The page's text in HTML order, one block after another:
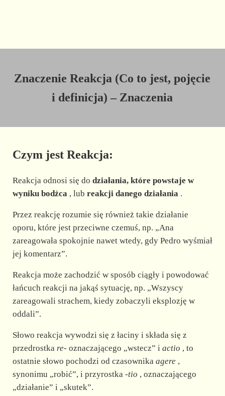
Znaczenie Reakcja (Co to jest, pojęcie
i definicja) – Znaczenia
Czym jest Reakcja:
Reakcja odnosi się do działania, które powstaje w
wyniku bodźca, lub reakcji danego działania.
Przez reakcję rozumie się również takie działanie
oporu, które jest przeciwne czemuś, np. „Ana
zareagowała spokojnie nawet wtedy, gdy Pedro wyśmiał
jej komentarz”.
Reakcja może zachodzić w sposób ciągły i powodować
łańcuch reakcji na jakąś sytuację, np. „Wszyscy
zareagowali strachem, kiedy zobaczyli eksplozję w
oddali”.
Słowo reakcja wywodzi się z łaciny i składa się z
przedrostka re- oznaczającego „wstecz” i actio , to
ostatnie słowo pochodzi od czasownika agere ,
synonimu „robić”, i przyrostka -tio , oznaczającego
„działanie” i „skutek”.